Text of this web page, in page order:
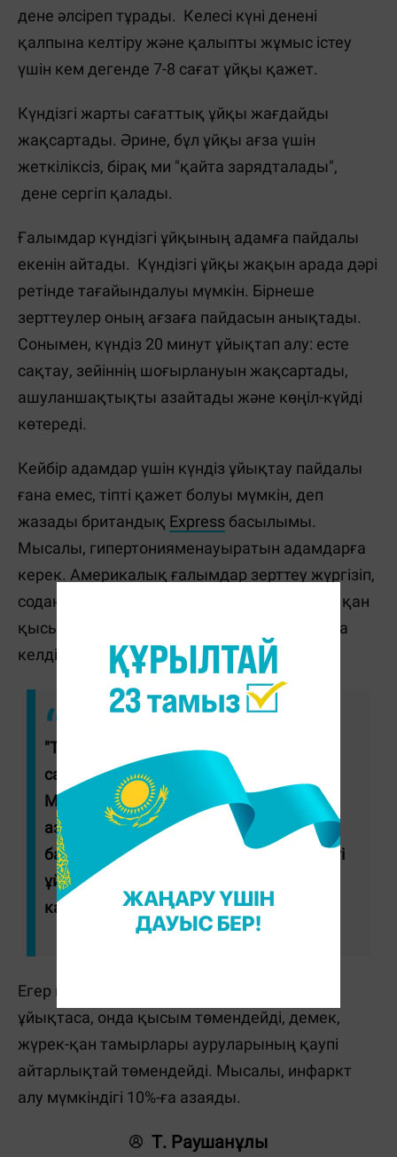
дене әлсіреп тұрады. Келесі күні денені
қалпына келтіру және қалыпты жұмыс істеу
үшін кем дегенде 7-8 сағат ұйқы қажет.
Күндізгі жарты сағаттық ұйқы жағдайды
жақсартады. Әрине, бұл ұйқы ағза үшін
жеткіліксіз, бірақ ми "қайта зарядталады",
дене сергіп қалады.
Ғалымдар күндізгі ұйқының адамға пайдалы
екенін айтады. Күндізгі ұйқы жақын арада дәрі
ретінде тағайындалуы мүмкін. Бірнеше
зерттеулер оның ағзаға пайдасын анықтады.
Сонымен, күндіз 20 минут ұйықтап алу: есте
сақтау, зейіннің шоғырлануын жақсартады,
ашуланшақтықты азайтады және көңіл-күйді
көтереді.
Кейбір адамдар үшін күндіз ұйықтау пайдалы
ғана емес, тіпті қажет болуы мүмкін, деп
жазады британдық Express басылымы.
Мысалы, гипертонияменауыратын адамдарға
керек. Америкалық ғалымдар зерттеу жүргізіп,
содан кейін олар күндіз аздап ұйықтап алу қан
қысымын төмендетеді деген қорытындыға
келді.
"Түстегі ұйқы қан қысымын басқа өмір
салтын өзгерту сияқты төмендетеді.
Мысалы, тұз бен алкогольді тұтынуды
азайту қан қысымын 3–5 мм сынап
бағанасына төмендетуі мүмкін. Күндізгі
ұйқы да осындай әсер етеді", - дейді
кардиолог Манолис Каллистратос.
Егер гипертониялық науқастар күндіз
ұйықтаса, онда қысым төмендейді, демек,
жүрек-қан тамырлары ауруларының қаупі
айтарлықтай төмендейді. Мысалы, инфаркт
алу мүмкіндігі 10%-ға азаяды.
Т. Раушанұлы